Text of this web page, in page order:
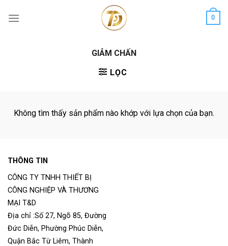
0
GIẢM CHẤN
LỌC
Không tìm thấy sản phẩm nào khớp với lựa chọn của bạn.
THÔNG TIN
CÔNG TY TNHH THIẾT BỊ
CÔNG NGHIỆP VÀ THƯƠNG
MẠI T&D
Địa chỉ :Số 27, Ngõ 85, Đường
Đức Diễn, Phường Phúc Diễn,
Quận Bắc Từ Liêm, Thành